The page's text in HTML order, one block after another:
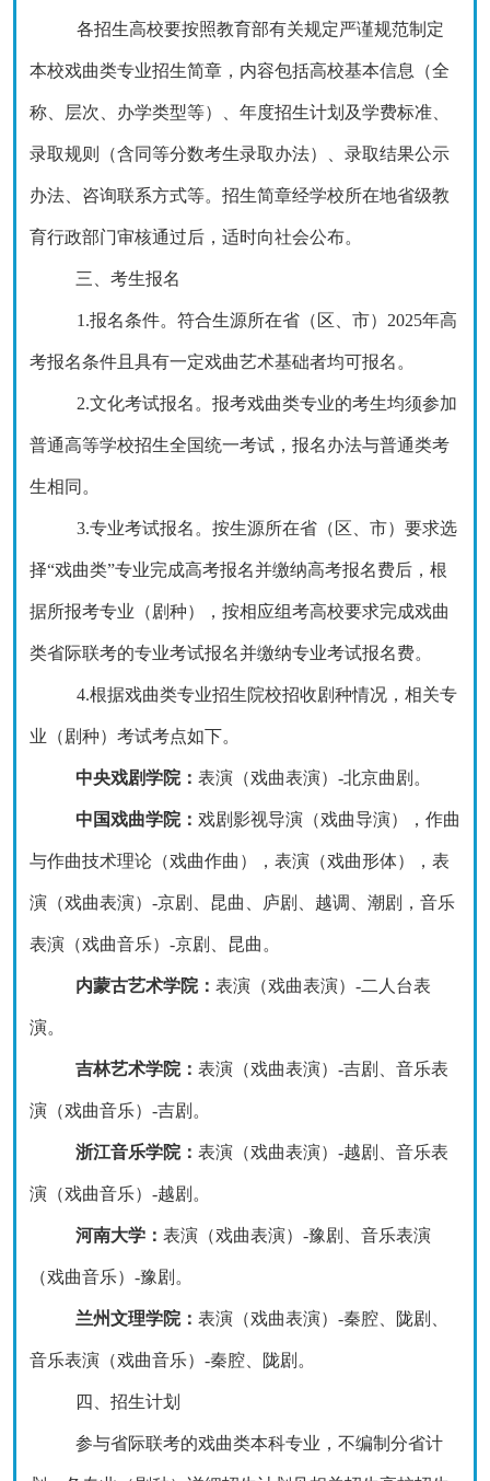
各招生高校要按照教育部有关规定严谨规范制定
本校戏曲类专业招生简章，内容包括高校基本信息（全
称、层次、办学类型等）、年度招生计划及学费标准、
录取规则（含同等分数考生录取办法）、录取结果公示
办法、咨询联系方式等。招生简章经学校所在地省级教
育行政部门审核通过后，适时向社会公布。
三、考生报名
1.报名条件。符合生源所在省（区、市）2025年高
考报名条件且具有一定戏曲艺术基础者均可报名。
2.文化考试报名。报考戏曲类专业的考生均须参加
普通高等学校招生全国统一考试，报名办法与普通类考
生相同。
3.专业考试报名。按生源所在省（区、市）要求选
择“戏曲类”专业完成高考报名并缴纳高考报名费后，根
据所报考专业（剧种），按相应组考高校要求完成戏曲
类省际联考的专业考试报名并缴纳专业考试报名费。
4.根据戏曲类专业招生院校招收剧种情况，相关专
业（剧种）考试考点如下。
中央戏剧学院： 表演（戏曲表演） -北京曲剧。
中国戏曲学院： 戏剧影视导演（戏曲导演） ， 作曲
与作曲技术理论（戏曲作曲 ） ， 表演（戏曲形体） ， 表
演（戏曲表演） -京剧、昆曲、庐剧、越调、潮剧 ， 音乐
表演（戏曲音乐） -京剧、昆曲。
内蒙古艺术学院： 表演（戏曲表演） -二人台表
演。
吉林艺术学院： 表演（戏曲表演） -吉剧、 音乐表
演（戏曲音乐） -吉剧。
浙江音乐学院： 表演（戏曲表演） -越剧、音乐表
演（戏曲音乐）-越剧。
河南大学： 表演（戏曲表演） -豫剧、音乐表演
（戏曲音乐）-豫剧。
兰州文理学院： 表演（戏曲表演） -秦腔、陇剧、
音乐表演（戏曲音乐） -秦腔、陇剧。
四、招生计划
参与省际联考的戏曲类本科专业，不编制分省计